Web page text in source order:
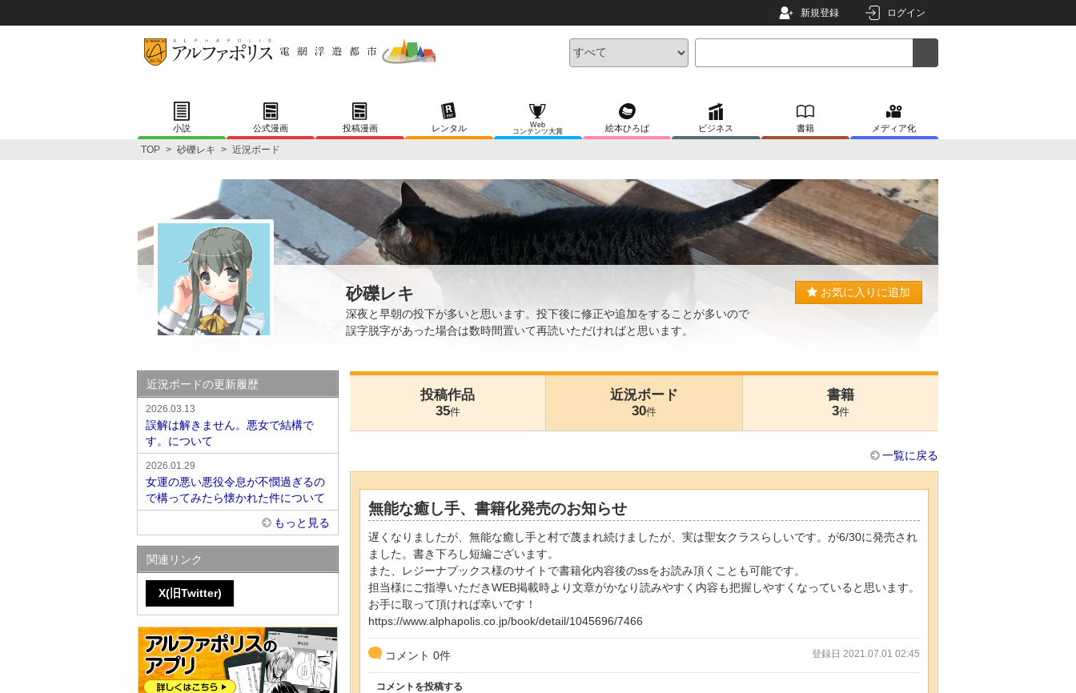
新規登録 ログイン
小説 公式漫画 投稿漫画 レンタル
Web
コンテンツ大賞
絵本ひろば ビジネス 書籍 メディア化
TOP > 砂礫レキ > 近況ボード
砂礫レキ
深夜と早朝の投下が多いと思います。投下後に修正や追加をすることが多いので
誤字脱字があった場合は数時間置いて再読いただければと思います。
お気に入りに追加
投稿作品
35件
近況ボード
30件
書籍
3件
一覧に戻る
無能な癒し手、書籍化発売のお知らせ
遅くなりましたが、無能な癒し手と村で蔑まれ続けましたが、実は聖女クラスらしいです。が6/30に発売され
ました。書き下ろし短編ございます。
また、レジーナブックス様のサイトで書籍化内容後のssをお読み頂くことも可能です。
担当様にご指導いただきWEB掲載時より文章がかなり読みやすく内容も把握しやすくなっていると思います。
お手に取って頂ければ幸いです！
https://www.alphapolis.co.jp/book/detail/1045696/7466
コメント 0件 登録日 2021.07.01 02:45
コメントを投稿する
近況ボードの更新履歴
2026.03.13
誤解は解きません。悪女で結構で
す。について
2026.01.29
女運の悪い悪役令息が不憫過ぎるの
で構ってみたら懐かれた件について
もっと見る
関連リンク
X(旧Twitter)